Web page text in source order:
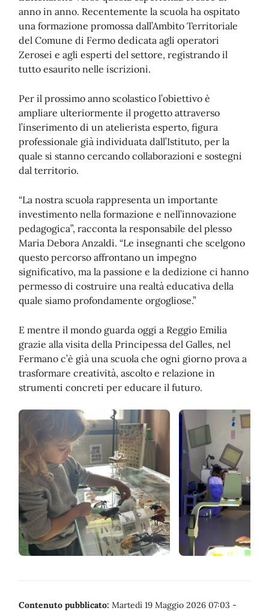
anno in anno. Recentemente la scuola ha ospitato
una formazione promossa dall’Ambito Territoriale
del Comune di Fermo dedicata agli operatori
Zerosei e agli esperti del settore, registrando il
tutto esaurito nelle iscrizioni.
Per il prossimo anno scolastico l’obiettivo è
ampliare ulteriormente il progetto attraverso
l’inserimento di un atelierista esperto, figura
professionale già individuata dall’Istituto, per la
quale si stanno cercando collaborazioni e sostegni
dal territorio.
“La nostra scuola rappresenta un importante
investimento nella formazione e nell’innovazione
pedagogica”, racconta la responsabile del plesso
Maria Debora Anzaldi. “Le insegnanti che scelgono
questo percorso affrontano un impegno
significativo, ma la passione e la dedizione ci hanno
permesso di costruire una realtà educativa della
quale siamo profondamente orgogliose.”
E mentre il mondo guarda oggi a Reggio Emilia
grazie alla visita della Principessa del Galles, nel
Fermano c’è già una scuola che ogni giorno prova a
trasformare creatività, ascolto e relazione in
strumenti concreti per educare il futuro.
Contenuto pubblicato: Martedì 19 Maggio 2026 07:03 -